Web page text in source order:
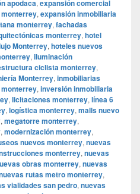
apodaca, expansión comercial
, expansión inmobiliaria
monterrey, fachadas
monterrey, hotel
Monterrey, hoteles nuevos
, iluminación
ciclista monterrey,
Monterrey, inmobiliarias
, inversión inmobiliaria
, licitaciones monterrey, línea 6
, logística monterrey, malls nuevo
, megatorre monterrey,
, modernización monterrey,
nuevos monterrey, nuevas
monterrey, nuevas
obras monterrey, nuevas
rutas metro monterrey,
vialidades san pedro, nuevas